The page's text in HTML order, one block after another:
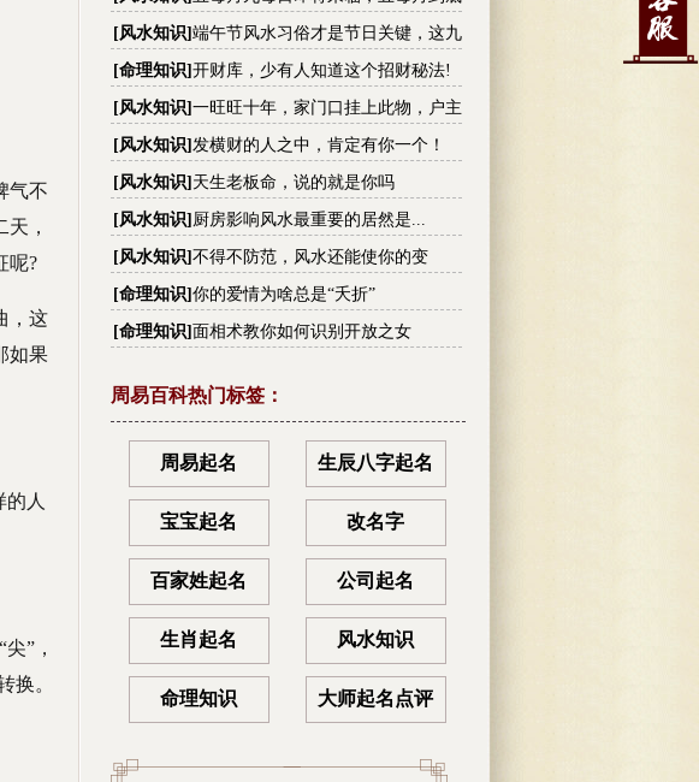
气不
，
呢?
，这
如果
人
”，
换。
有多毒？男女禁忌不可不知！
[风水知识] 端午节风水习俗才是节日关键，这九
大禁忌你不可不知!
[命理知识] 开财库，少有人知道这个招财秘法!
[风水知识] 一旺旺十年，家门口挂上此物，户主
越住越有钱
[风水知识] 发横财的人之中，肯定有你一个！
[风水知识] 天生老板命，说的就是你吗
[风水知识] 厨房影响风水最重要的居然是...
[风水知识] 不得不防范，风水还能使你的变
丑？！
[命理知识] 你的爱情为啥总是“夭折”
[命理知识] 面相术教你如何识别开放之女
周易百科热门标签：
周易起名 生辰八字起名
宝宝起名 改名字
百家姓起名 公司起名
生肖起名 风水知识
命理知识 大师起名点评